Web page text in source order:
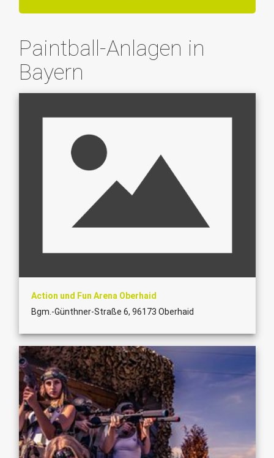
Paintball-Anlagen in
Bayern
Action und Fun Arena Oberhaid
Bgm.-Günthner-Straße 6, 96173 Oberhaid